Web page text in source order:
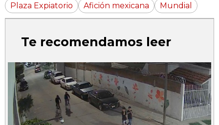
Plaza Expiatorio
Afición mexicana Mundial
Te recomendamos leer